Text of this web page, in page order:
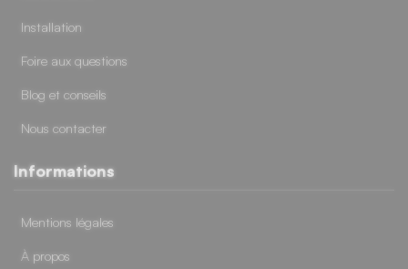
Installation
Foire aux questions
Blog et conseils
Nous contacter
Informations
Mentions légales
À propos